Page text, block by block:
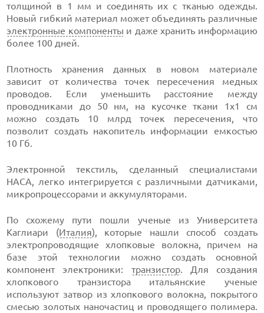
толщиной в 1 мм и соединять их с тканью одежды.
Новый гибкий материал может объединять различные
электронные компоненты и даже хранить информацию
более 100 дней.
Плотность хранения данных в новом материале
зависит от количества точек пересечения медных
проводов. Если уменьшить расстояние между
проводниками до 50 нм, на кусочке ткани 1х1 см
можно создать 10 млрд точек пересечения, что
позволит создать накопитель информации емкостью
10 Гб.
Электронной текстиль, сделанный специалистами
НАСА, легко интегрируется с различными датчиками,
микропроцессорами и аккумуляторами.
По схожему пути пошли ученые из Университета
Каглиари (Италия), которые нашли способ создать
электропроводящие хлопковые волокна, причем на
базе этой технологии можно создать основной
компонент электроники: транзистор. Для создания
хлопкового транзистора итальянские ученые
используют затвор из хлопкового волокна, покрытого
смесью золотых наночастиц и проводящего полимера.